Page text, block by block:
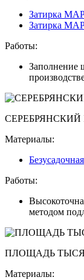
Затирка
Затирка
Работы:
Заполнение
Материалы:
Работы:
методом
ПЛОЩАДЬ
Материалы: